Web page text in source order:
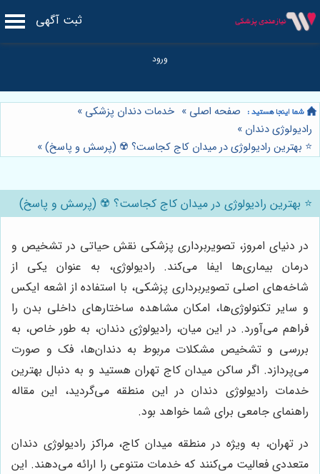
ثبت آگهی
صفحه اصلی » خدمات دندان پزشکی »
رادیولوژی دندان »
⭐️ بهترین رادیولوژی در میدان کاج کجاست؟ ☢️ (پرسش و پاسخ)»
⭐️ بهترین رادیولوژی در میدان کاج کجاست؟ ☢️ (پرسش و پاسخ)
در دنیای امروز، تصویربرداری پزشکی نقش حیاتی در تشخیص و
درمان بیماری‌ها ایفا می‌کند. رادیولوژی، به عنوان یکی از
شاخه‌های اصلی تصویربرداری پزشکی، با استفاده از اشعه ایکس
و سایر تکنولوژی‌ها، امکان مشاهده ساختارهای داخلی بدن را
فراهم می‌آورد. در این میان، رادیولوژی دندان، به طور خاص، به
بررسی و تشخیص مشکلات مربوط به دندان‌ها، فک و صورت
می‌پردازد. اگر ساکن میدان کاج تهران هستید و به دنبال بهترین
خدمات رادیولوژی دندان در این منطقه می‌گردید، این مقاله
راهنمای جامعی برای شما خواهد بود.
در تهران، به ویژه در منطقه میدان کاج، مراکز رادیولوژی دندان
متعددی فعالیت می‌کنند که خدمات متنوعی را ارائه می‌دهند. این